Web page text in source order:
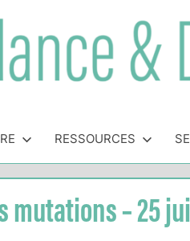
RESSOURCES
mutations – 25